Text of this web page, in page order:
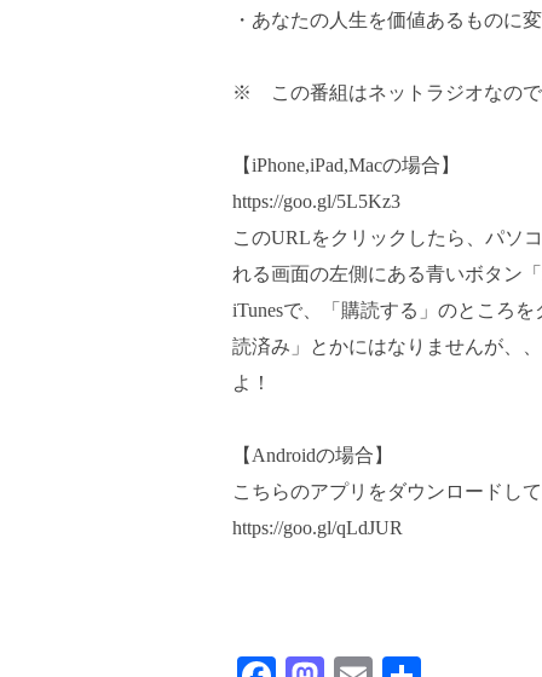
・あなたの人生を価値あるものに
※ この番組はネットラジオなので
【iPhone,iPad,Macの場合】
https://goo.gl/5L5Kz3
このURLをクリックしたら、パソ
れる画面の左側にある青いボタン
iTunesで、「購読する」のところ
読済み」とかにはなりませんが、
よ！
【Androidの場合】
こちらのアプリをダウンロードし
https://goo.gl/qLdJUR